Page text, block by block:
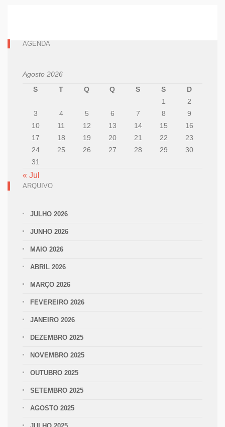
AGENDA
Agosto 2026
S
T Q Q S S
D
1
2
3
4 5 6 7 8
9
10
11 12 13 14 15
16
17
18 19 20 21 22
23
24
25 26 27 28 29
30
31
« Jul
ARQUIVO
JULHO 2026
JUNHO 2026
MAIO 2026
ABRIL 2026
MARÇO 2026
FEVEREIRO 2026
JANEIRO 2026
DEZEMBRO 2025
NOVEMBRO 2025
OUTUBRO 2025
SETEMBRO 2025
AGOSTO 2025